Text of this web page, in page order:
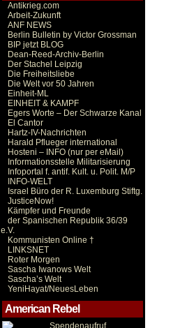
Antikrieg.com
Arbeit-Zukunft
ANF NEWS
Berlin Bulletin by Victor Grossman
BIP jetzt BLOG
Dean-Reed-Archiv-Berlin
Der Stachel Leipzig
Die Freiheitsliebe
Die Welt vor 50 Jahren
Einheit-ML
EINHEIT & KAMPF
Egers Worte – Der Schwarze Kanal
El Cantor
Hartz-IV-Nachrichten
Harald Pflueger international
Hosteni – INFO (nur per eMail)
Informationsstelle Militarisierung
Infoportal f. antif. Kult. u. Polit. M/P
INFO-WELT
Israel Büro der R. Luxemburg Stiftg.
JusticeNow!
Kämpfer und Freunde
der Spanischen Republik 36/39
e.V.
Kommunisten Online †
LINKSNET
Roter Morgen
Sascha Iwanows Welt
Sascha’s Welt
YeniHayat/NeuesLeben
American Rebel